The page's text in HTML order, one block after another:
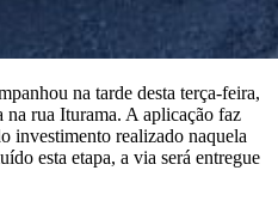
na tarde desta terça-feira,
na rua Iturama. A aplicação faz
investimento realizado naquela
esta etapa, a via será entregue